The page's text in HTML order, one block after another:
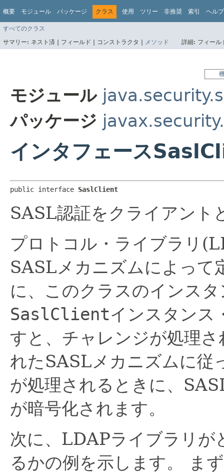
概要 モジュール パッケージ クラス 使用 ツリー 非推奨 索引 ヘルプ
すべてのクラス
サマリー: ネスト済 | フィールド | コンストラクタ | メソッド 詳細: フィー
モジュール
パッケージ
インタフェース
public interface SaslClient
SASL認証をクライアント
プロトコル・ライブラリ
SASLメカニズムによって
に、このクラスのインス
SaslClientインスタンス
すと、チャレンジが処理さ
れたSASLメカニズムに従
が処理されるときに、
が暗号化されます。
次に、LDAPライブラリが
るかの例を示します。
ま